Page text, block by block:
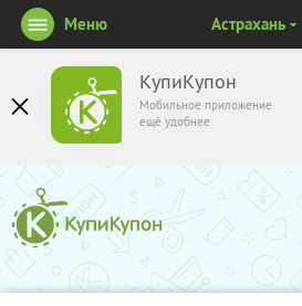
КупиКупон
Мобильное приложение
ещё удобнее
Меню Астрахань